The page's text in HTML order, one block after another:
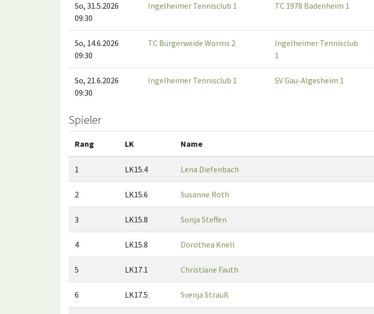
So, 31.5.2026
09:30
Ingelheimer Tennisclub 1 TC 1978 Badenheim 1
So, 14.6.2026
09:30
TC Bürgerweide Worms 2
Ingelheimer Tennisclub
1
So, 21.6.2026
09:30
Ingelheimer Tennisclub 1 SV Gau-Algesheim 1
Spieler
Rang LK Name
1 LK15.4 Lena Diefenbach
2 LK15.6 Susanne Roth
3 LK15.8 Sonja Steffen
4 LK15.8 Dorothea Knell
5 LK17.1 Christiane Fauth
6 LK17.5 Svenja Strauß